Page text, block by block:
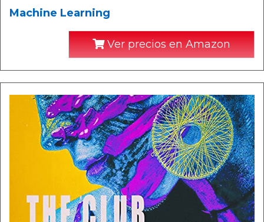
Machine Learning
Ver precios en Amazon